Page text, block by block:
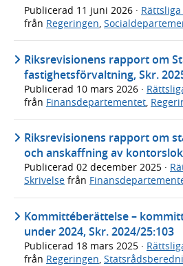
Publicerad 11 juni 2026 ·
från Regeringen,
Riksrevisionens rapport om
fastighetsförvaltning, Skr.
Publicerad 10 mars 2026 ·
från Finansdepartementet
Riksrevisionens rapport om
och anskaffning av
Publicerad 02 december 2025 ·
Skrivelse från
Kommittéberättelse –
under 2024, Skr. 2024/25:103
Publicerad 18 mars 2025 ·
från Regeringen,